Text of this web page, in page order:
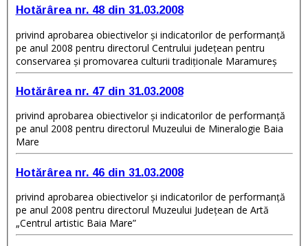
Hotărârea nr. 48 din 31.03.2008
privind aprobarea obiectivelor şi indicatorilor de performanţă
pe anul 2008 pentru directorul Centrului judeţean pentru
conservarea şi promovarea culturii tradiţionale Maramureş
Hotărârea nr. 47 din 31.03.2008
privind aprobarea obiectivelor şi indicatorilor de performanţă
pe anul 2008 pentru directorul Muzeului de Mineralogie Baia
Mare
Hotărârea nr. 46 din 31.03.2008
privind aprobarea obiectivelor şi indicatorilor de performanţă
pe anul 2008 pentru directorul Muzeului Judeţean de Artă
„Centrul artistic Baia Mare”